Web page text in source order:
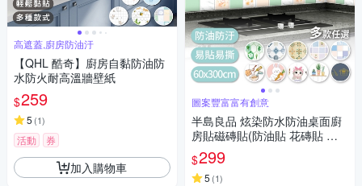
高遮蓋,廚房防油汙
【QHL 酷奇】廚房自黏防油防
水防火耐高溫牆壁紙
$259
5 (1)
活動 券
加入購物車
圖案豐富富有創意
半島良品 炫染防水防油桌面廚
房貼磁磚貼(防油貼 花磚貼 翻
新貼 牆貼 防水 裝飾)
$299
5 (1)